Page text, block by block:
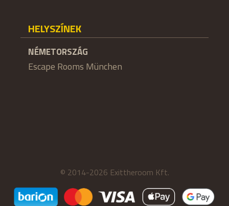
HELYSZÍNEK
NÉMETORSZÁG
Escape Rooms München
© 2014-2026 Exittheroom Kft.